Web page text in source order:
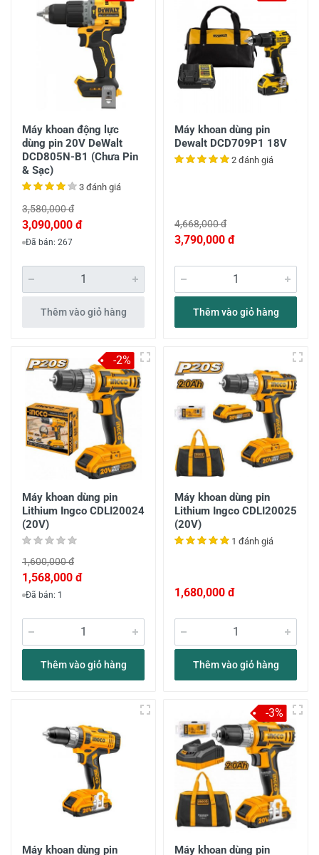
Máy khoan động lực
dùng pin 20V DeWalt
DCD805N-B1 (Chưa Pin
& Sạc)
3 đánh giá
3,580,000 đ
3,090,000 đ
Đã bán: 267
Thêm vào giỏ hàng
Máy khoan dùng pin
Dewalt DCD709P1 18V
2 đánh giá
4,668,000 đ
3,790,000 đ
Thêm vào giỏ hàng
Máy khoan dùng pin
Lithium Ingco CDLI20024
(20V)
1,600,000 đ
1,568,000 đ
Đã bán: 1
Thêm vào giỏ hàng
-2%
Máy khoan dùng pin
Lithium Ingco CDLI20025
(20V)
1 đánh giá
1,680,000 đ
Thêm vào giỏ hàng
Máy khoan dùng pin Máy khoan dùng pin
-3%